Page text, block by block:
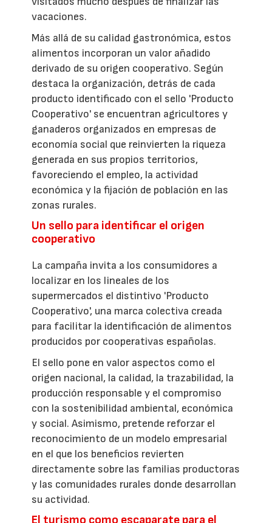
vacaciones.
Más allá de su calidad gastronómica, estos
alimentos incorporan un valor añadido
derivado de su origen cooperativo. Según
destaca la organización, detrás de cada
producto identificado con el sello 'Producto
Cooperativo' se encuentran agricultores y
ganaderos organizados en empresas de
economía social que reinvierten la riqueza
generada en sus propios territorios,
favoreciendo el empleo, la actividad
económica y la fijación de población en las
zonas rurales.
Un sello para identificar el origen
cooperativo
La campaña invita a los consumidores a
localizar en los lineales de los
supermercados el distintivo 'Producto
Cooperativo', una marca colectiva creada
para facilitar la identificación de alimentos
producidos por cooperativas españolas.
El sello pone en valor aspectos como el
origen nacional, la calidad, la trazabilidad, la
producción responsable y el compromiso
con la sostenibilidad ambiental, económica
y social. Asimismo, pretende reforzar el
reconocimiento de un modelo empresarial
en el que los beneficios revierten
directamente sobre las familias productoras
y las comunidades rurales donde desarrollan
su actividad.